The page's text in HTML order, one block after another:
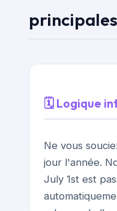
🗓️ Logique
Ne vous
jour l'année.
July 1st est